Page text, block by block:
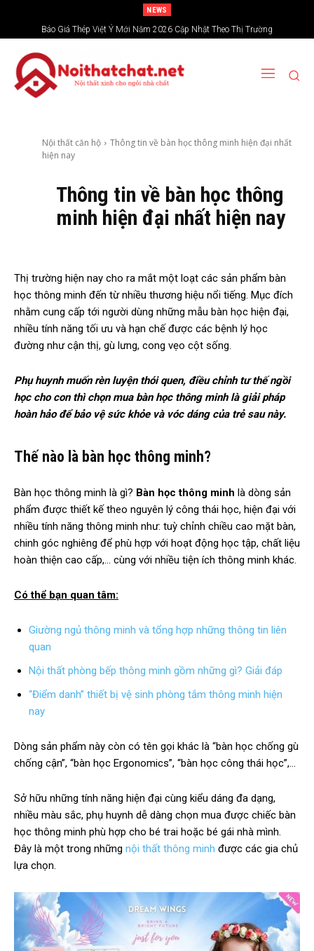
NEWS
Báo Giá Thép Việt Ý Mới Năm 2026 Cập Nhật Theo Thị Trường
Nội thất căn hộ
Thông tin về bàn học thông minh hiện đại nhất
hiện nay
Thông tin về bàn học thông
minh hiện đại nhất hiện nay
Thị trường hiện nay cho ra mắt một loạt các sản phẩm bàn
học thông minh đến từ nhiều thương hiệu nổi tiếng. Mục đích
nhằm cung cấp tới người dùng những mẫu bàn học hiện đại,
nhiều tính năng tối ưu và hạn chế được các bệnh lý học
đường như cận thị, gù lưng, cong vẹo cột sống.
Phụ huynh muốn rèn luyện thói quen, điều chỉnh tư thế ngồi
học cho con thì chọn mua bàn học thông minh là giải pháp
hoàn hảo để bảo vệ sức khỏe và vóc dáng của trẻ sau này.
Thế nào là bàn học thông minh?
Bàn học thông minh là gì? Bàn học thông minh là dòng sản
phẩm được thiết kế theo nguyên lý công thái học, hiện đại với
nhiều tính năng thông minh như: tuỳ chỉnh chiều cao mặt bàn,
chinh góc nghiêng để phù hợp với hoạt động học tập, chất liệu
hoàn thiện cao cấp,… cùng với nhiều tiện ích thông minh khác.
Có thể bạn quan tâm:
Giường ngủ thông minh và tổng hợp những thông tin liên
quan
Nội thất phòng bếp thông minh gồm những gì? Giải đáp
“Điểm danh” thiết bị vệ sinh phòng tắm thông minh hiện
nay
Dòng sản phẩm này còn có tên gọi khác là “bàn học chống gù
chống cận”, “bàn học Ergonomics”, “bàn học công thái học”,…
Sở hữu những tính năng hiện đại cùng kiểu dáng đa dạng,
nhiều màu sắc, phụ huynh dễ dàng chọn mua được chiếc bàn
học thông minh phù hợp cho bé trai hoặc bé gái nhà mình.
Đây là một trong những nội thất thông minh được các gia chủ
lựa chọn.